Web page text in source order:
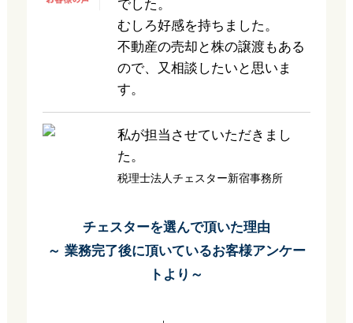
でした。
むしろ好感を持ちました。
不動産の売却と株の譲渡もある
ので、又相談したいと思いま
す。
私が担当させていただきまし
た。
税理士法人チェスター新宿事務所
チェスターを選んで頂いた理由
～ 業務完了後に頂いているお客様アンケー
トより～